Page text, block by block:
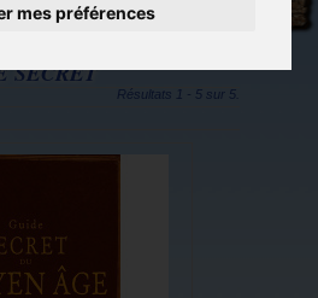
mes préférences
originale
détente et jeux
SECRET
Résultats 1 - 5 sur 5.